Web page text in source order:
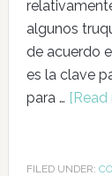
algunos
de acuerdo
es la clave
para … [Read
FILED UNDER: